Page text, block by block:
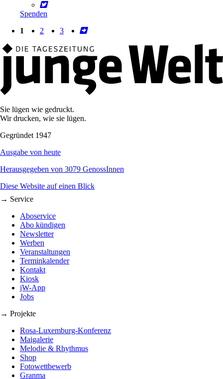
Spenden
1
2 3
Sie lügen wie gedruckt.
Wir drucken, wie sie lügen.
Gegründet 1947
Ausgabe von heute
Herausgegeben von 3079 GenossInnen
Diese Website auf einen Blick
→ Service
Aboservice
Abo kündigen
Newsletter
Werben
Veranstaltungen
Terminkalender
Kontakt
Kiosk
jW-App
Jobs
→ Projekte
Rosa-Luxemburg-Konferenz
Maigalerie
Melodie & Rhythmus
Shop
Fotowettbewerb
Granma